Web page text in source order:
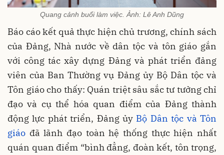
Quang cảnh buổi làm việc. Ảnh: Lê Anh Dũng
Báo cáo kết quả thực hiện chủ trương, chính sách
của Đảng, Nhà nước về dân tộc và tôn giáo gắn
với công tác xây dựng Đảng và phát triển đảng
viên của Ban Thường vụ Đảng ủy Bộ Dân tộc và
Tôn giáo cho thấy: Quán triệt sâu sắc tư tưởng chỉ
đạo và cụ thể hóa quan điểm của Đảng thành
động lực phát triển, Đảng ủy Bộ Dân tộc và Tôn
giáo đã lãnh đạo toàn hệ thống thực hiện nhất
quán quan điểm “bình đẳng, đoàn kết, tôn trọng,